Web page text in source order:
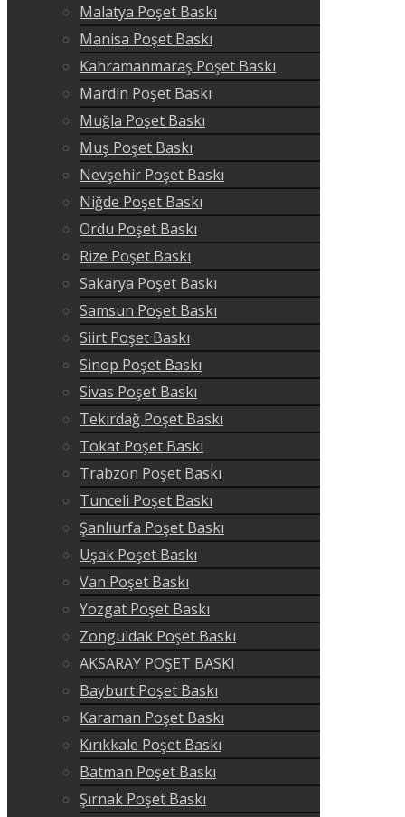
Malatya Poşet Baskı
Manisa Poşet Baskı
Kahramanmaraş Poşet Baskı
Mardin Poşet Baskı
Muğla Poşet Baskı
Muş Poşet Baskı
Nevşehir Poşet Baskı
Niğde Poşet Baskı
Ordu Poşet Baskı
Rize Poşet Baskı
Sakarya Poşet Baskı
Samsun Poşet Baskı
Siirt Poşet Baskı
Sinop Poşet Baskı
Sivas Poşet Baskı
Tekirdağ Poşet Baskı
Tokat Poşet Baskı
Trabzon Poşet Baskı
Tunceli Poşet Baskı
Şanlıurfa Poşet Baskı
Uşak Poşet Baskı
Van Poşet Baskı
Yozgat Poşet Baskı
Zonguldak Poşet Baskı
AKSARAY POŞET BASKI
Bayburt Poşet Baskı
Karaman Poşet Baskı
Kırıkkale Poşet Baskı
Batman Poşet Baskı
Şırnak Poşet Baskı